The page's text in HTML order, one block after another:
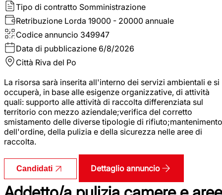
Tipo di contratto Somministrazione
Retribuzione Lorda 19000 - 20000 annuale
Codice annuncio 349947
Data di pubblicazione 6/8/2026
Città Riva del Po
La risorsa sarà inserita all'interno dei servizi ambientali e si
occuperà, in base alle esigenze organizzative, di attività
quali: supporto alle attività di raccolta differenziata sul
territorio con mezzo aziendale;verifica del corretto
smistamento delle diverse tipologie di rifiuto;mantenimento
dell'ordine, della pulizia e della sicurezza nelle aree di
raccolta.
Candidati Dettaglio annuncio